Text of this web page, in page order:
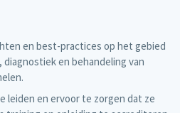
en best-practices op het gebied
en behandeling van
leiden en ervoor te zorgen dat ze